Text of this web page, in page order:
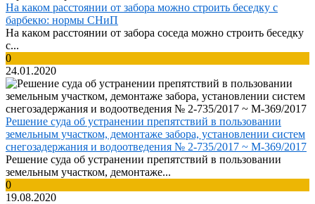
На каком расстоянии от забора можно строить беседку с
барбекю: нормы СНиП
На каком расстоянии от забора соседа можно строить беседку
с...
0
24.01.2020
Решение суда об устранении препятствий в пользовании
земельным участком, демонтаже забора, установлении систем
снегозадержания и водоотведения № 2-735/2017 ~ М-369/2017
Решение суда об устранении препятствий в пользовании
земельным участком, демонтаже...
0
19.08.2020